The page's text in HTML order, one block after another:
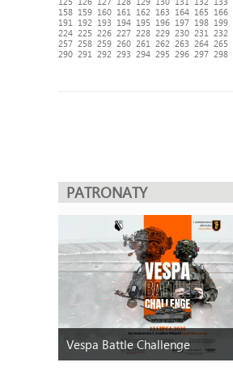
158 159 160 161 162 163 164 165 166
191
192 193 194 195 196 197 198 199
224 225 226 227 228 229 230 231 232
257 258 259 260 261 262 263 264 265
290 291 292 293 294 295 296 297 298
PATRONATY
Vespa Battle Challenge